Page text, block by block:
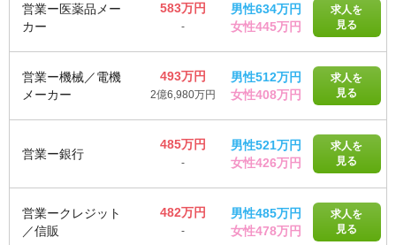
営業ー医薬品メー
カー
583万円
-
男性634万円
女性445万円
求人を
見る
営業ー機械／電機
メーカー
493万円
2億6,980万円
男性512万円
女性408万円
求人を
見る
営業ー銀行
485万円
-
男性521万円
女性426万円
求人を
見る
営業ークレジット
／信販
482万円
-
男性485万円
女性478万円
求人を
見る